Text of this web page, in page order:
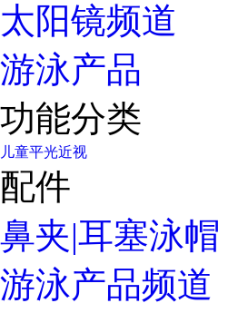
太阳镜频道
游泳产品
功能分类
儿童平光近视
配件
鼻夹|耳塞泳帽
游泳产品频道